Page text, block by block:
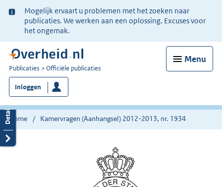
Ter
informatie:
Mogelijk ervaart u problemen met het zoeken naar
publicaties. We werken aan een oplossing. Excuses voor
het ongemak.
Menu
U
bent
nu
hier:
Publicaties Officiële publicaties
Inloggen
Home Kamervragen (Aanhangsel) 2012-2013, nr. 1934